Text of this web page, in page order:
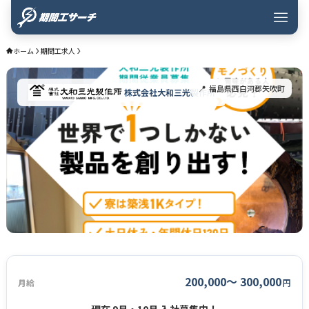
ホーム 期間工求人
株式会社大和三光製作所福島県西白河郡矢吹町
月給 200,000〜 300,000円